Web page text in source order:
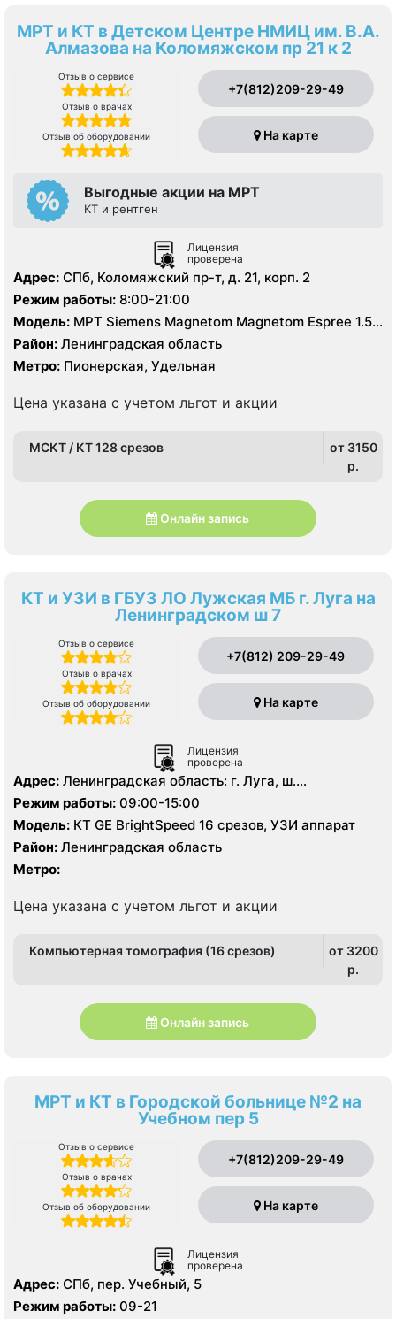
МРТ и КТ в Детском Центре НМИЦ им. В.А.
Алмазова на Коломяжском пр 21 к 2
Отзыв о сервисе
Отзыв о врачах
Отзыв об оборудовании
+7(812)209-29-49
На карте
Выгодные акции на МРТ
КТ и рентген
Лицензия
проверена
Адрес: СПб, Коломяжский пр-т, д. 21, корп. 2
Режим работы: 8:00-21:00
Модель: МРТ Siemens Magnetom Magnetom Espree 1.5
Тесла, КТ Philips Ingenuity Elite 128 срезов
Район: Ленинградская область
Метро: Пионерская, Удельная
Цена указана с учетом льгот и акции
МСКТ / КТ 128 срезов
от 3150
p.
Онлайн запись
КТ и УЗИ в ГБУЗ ЛО Лужская МБ г. Луга на
Ленинградском ш 7
Отзыв о сервисе
Отзыв о врачах
Отзыв об оборудовании
+7(812) 209-29-49
На карте
Лицензия
проверена
Адрес: Ленинградская область: г. Луга, ш.
Ленинградское д. 7
Режим работы: 09:00-15:00
Модель: КТ GE BrightSpeed 16 срезов, УЗИ аппарат
Район: Ленинградская область
Метро:
Цена указана с учетом льгот и акции
Компьютерная томография (16 срезов)
от 3200
p.
Онлайн запись
МРТ и КТ в Городской больнице №2 на
Учебном пер 5
Отзыв о сервисе
Отзыв о врачах
Отзыв об оборудовании
+7(812)209-29-49
На карте
Лицензия
проверена
Адрес: СПб, пер. Учебный, 5
Режим работы: 09-21